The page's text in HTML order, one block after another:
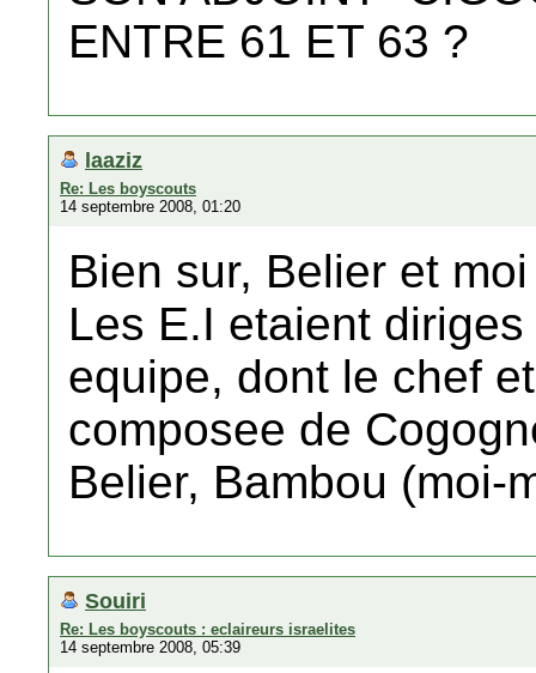
ENTRE 61 ET 63 ?
laaziz
Re: Les boyscouts
14 septembre 2008, 01:20
Bien sur, Belier et
Les E.I etaient
equipe, dont le chef
composee de
Belier, Bambou (moi-
Souiri
Re: Les boyscouts : eclaireurs israelites
14 septembre 2008, 05:39